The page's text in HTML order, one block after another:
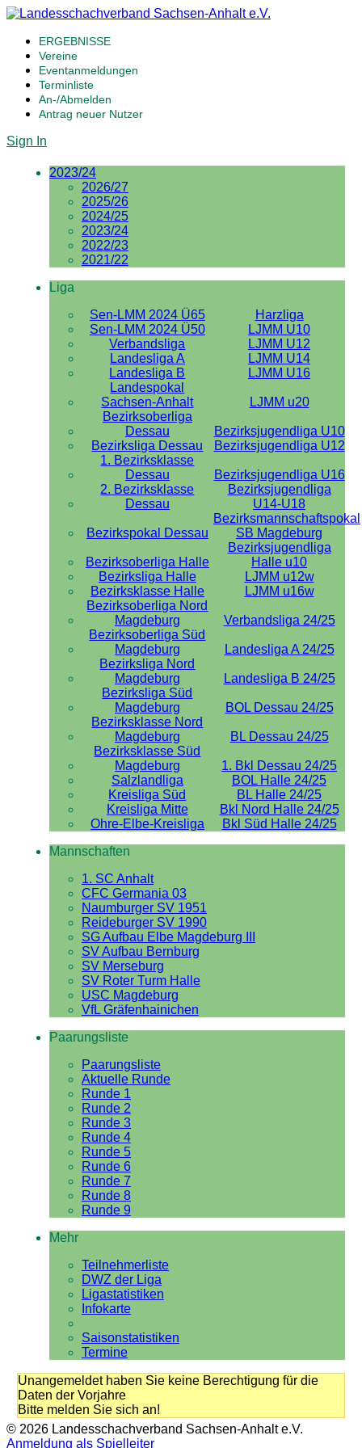
ERGEBNISSE
Vereine
Eventanmeldungen
Terminliste
An-/Abmelden
Antrag neuer Nutzer
Sign In
2023/24
2026/27
2025/26
2024/25
2023/24
2022/23
2021/22
Liga
Sen-LMM 2024 Ü65
Harzliga
Sen-LMM 2024 Ü50
LJMM U10
Verbandsliga
LJMM U12
Landesliga A
LJMM U14
Landesliga B
LJMM U16
Landespokal
Sachsen-Anhalt
LJMM u20
Bezirksoberliga
Dessau
Bezirksjugendliga U10
Bezirksliga Dessau
Bezirksjugendliga U12
1. Bezirksklasse
Dessau
Bezirksjugendliga U16
2. Bezirksklasse
Dessau
Bezirksjugendliga
U14-U18
Bezirkspokal Dessau
Bezirksmannschaftspokal
SB Magdeburg
Bezirksoberliga Halle
Bezirksjugendliga
Halle u10
Bezirksliga Halle
LJMM u12w
Bezirksklasse Halle
LJMM u16w
Bezirksoberliga Nord
Magdeburg
Verbandsliga 24/25
Bezirksoberliga Süd
Magdeburg
Landesliga A 24/25
Bezirksliga Nord
Magdeburg
Landesliga B 24/25
Bezirksliga Süd
Magdeburg
BOL Dessau 24/25
Bezirksklasse Nord
Magdeburg
BL Dessau 24/25
Bezirksklasse Süd
Magdeburg
1. Bkl Dessau 24/25
Salzlandliga
BOL Halle 24/25
Kreisliga Süd
BL Halle 24/25
Kreisliga Mitte
Bkl Nord Halle 24/25
Ohre-Elbe-Kreisliga
Bkl Süd Halle 24/25
Mannschaften
1. SC Anhalt
CFC Germania 03
Naumburger SV 1951
Reideburger SV 1990
SG Aufbau Elbe Magdeburg III
SV Aufbau Bernburg
SV Merseburg
SV Roter Turm Halle
USC Magdeburg
VfL Gräfenhainichen
Paarungsliste
Paarungsliste
Aktuelle Runde
Runde 1
Runde 2
Runde 3
Runde 4
Runde 5
Runde 6
Runde 7
Runde 8
Runde 9
Mehr
Teilnehmerliste
DWZ der Liga
Ligastatistiken
Infokarte
Saisonstatistiken
Termine
Unangemeldet haben Sie keine Berechtigung für die
Daten der Vorjahre
Bitte melden Sie sich an!
© 2026 Landesschachverband Sachsen-Anhalt e.V.
Anmeldung als Spielleiter